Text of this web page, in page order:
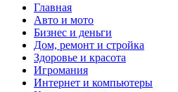
Главная
Авто и мото
Бизнес и деньги
Дом, ремонт и стройка
Здоровье и красота
Игромания
Интернет и компьютеры